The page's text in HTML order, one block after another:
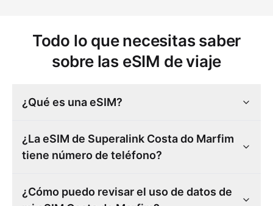
Todo lo que necesitas saber
sobre las eSIM de viaje
¿Qué es una eSIM?
¿La eSIM de Superalink Costa do Marfim
tiene número de teléfono?
¿Cómo puedo revisar el uso de datos de